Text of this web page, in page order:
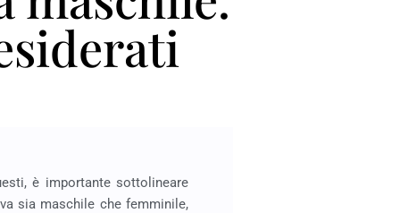
è importante sottolineare
sia maschile che femminile,